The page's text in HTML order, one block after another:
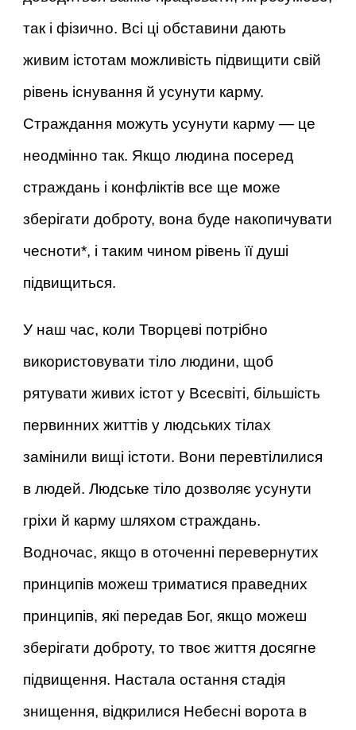
так і фізично. Всі ці обставини дають
живим істотам можливість підвищити свій
рівень існування й усунути карму.
Страждання можуть усунути карму — це
неодмінно так. Якщо людина посеред
страждань і конфліктів все ще може
зберігати доброту, вона буде накопичувати
чесноти*, і таким чином рівень її душі
підвищиться.
У наш час, коли Творцеві потрібно
використовувати тіло людини, щоб
рятувати живих істот у Всесвіті, більшість
первинних життів у людських тілах
замінили вищі істоти. Вони перевтілилися
в людей. Людське тіло дозволяє усунути
гріхи й карму шляхом страждань.
Водночас, якщо в оточенні перевернутих
принципів можеш триматися праведних
принципів, які передав Бог, якщо можеш
зберігати доброту, то твоє життя досягне
підвищення. Настала остання стадія
знищення, відкрилися Небесні ворота в